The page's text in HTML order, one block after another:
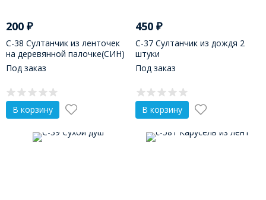
200 ₽
С-38 Султанчик из ленточек
на деревянной палочке(СИН)
Под заказ
В корзину
450₽
С-37 Султанчик из дождя 2
штуки
Под заказ
В корзину